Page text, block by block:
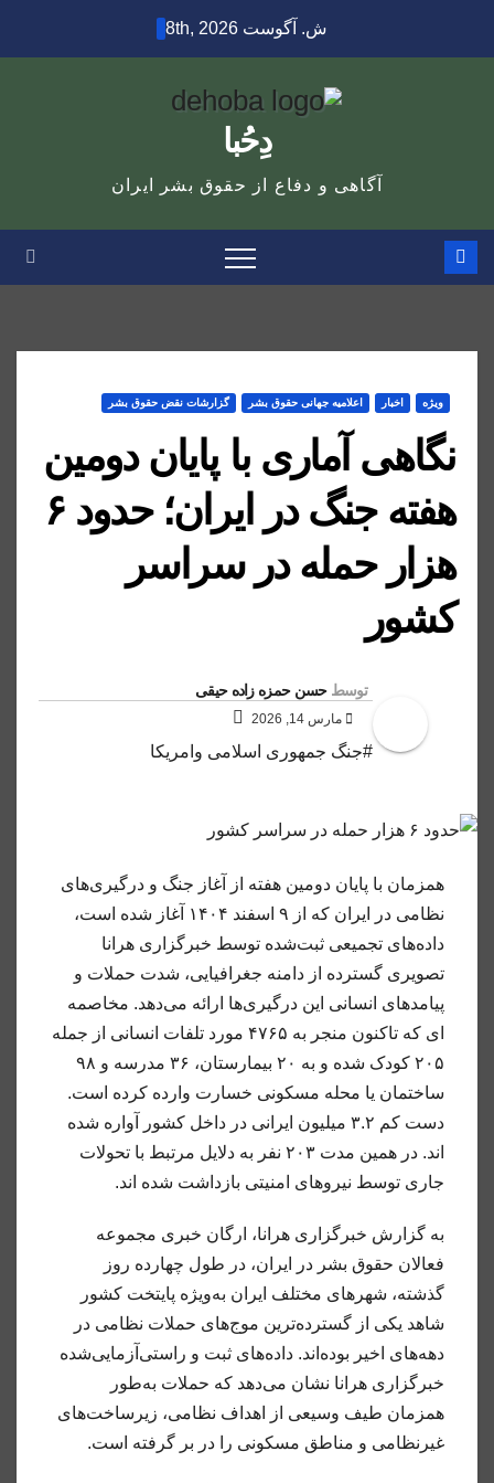
ش. آگوست 8th, 2026
دِحُبا
آگاهی و دفاع از حقوق بشر ایران
ویژه اخبار اعلاميه جهانی حقوق بشر گزارشات نقض حقوق بشر
نگاهی آماری با پایان دومین
هفته جنگ در ایران؛ حدود ۶
هزار حمله در سراسر
کشور
توسطحسن حمزه زاده حیقی
مارس 14, 2026
#جنگ جمهوری اسلامی وامریکا
همزمان با پایان دومین هفته از آغاز جنگ و درگیری‌های
نظامی در ایران که از ۹ اسفند ۱۴۰۴ آغاز شده است،
داده‌های تجمیعی ثبت‌شده توسط خبرگزاری هرانا
تصویری گسترده از دامنه جغرافیایی، شدت حملات و
پیامدهای انسانی این درگیری‌ها ارائه می‌دهد. مخاصمه
ای که تاکنون منجر به ۴۷۶۵ مورد تلفات انسانی از جمله
۲۰۵ کودک شده و به ۲۰ بیمارستان، ۳۶ مدرسه و ۹۸
ساختمان یا محله مسکونی خسارت وارده کرده است.
دست کم ۳.۲ میلیون ایرانی در داخل کشور آواره شده
اند. در همین مدت ۲۰۳ نفر به دلایل مرتبط با تحولات
جاری توسط نیروهای امنیتی بازداشت شده اند.
به گزارش خبرگزاری هرانا، ارگان خبری مجموعه
فعالان حقوق بشر در ایران، در طول چهارده روز
گذشته، شهرهای مختلف ایران به‌ویژه پایتخت کشور
شاهد یکی از گسترده‌ترین موج‌های حملات نظامی در
دهه‌های اخیر بوده‌اند. داده‌های ثبت و راستی‌آزمایی‌شده
خبرگزاری هرانا نشان می‌دهد که حملات به‌طور
همزمان طیف وسیعی از اهداف نظامی، زیرساخت‌های
غیرنظامی و مناطق مسکونی را در بر گرفته است.